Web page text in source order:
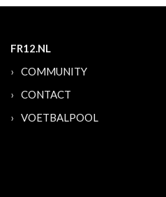
FR12.NL
COMMUNITY
CONTACT
VOETBALPOOL